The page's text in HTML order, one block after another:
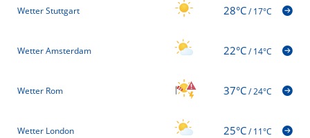
Wetter Stuttgart 28°C/17°C
Wetter Amsterdam 22°C/14°C
Wetter Rom 37°C/24°C
Wetter London 25°C/11°C